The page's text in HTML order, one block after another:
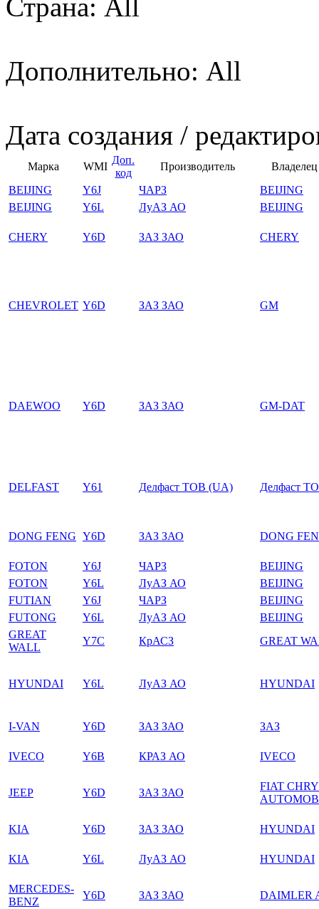
Страна: All
Дополнительно: All
Дата создания /
Марка WMI
Доп.
код
Производитель
BEIJING
Y6J ЧАРЗ
BEIJING
BEIJING
Y6L ЛуАЗ АО BEIJING
CHERY Y6D ЗАЗ ЗАО CHERY
CHEVROLET Y6D ЗАЗ ЗАО GM
DAEWOO Y6D ЗАЗ ЗАО GM-DAT
DELFAST Y61 Делфаст ТОВ (UA) Делфаст
DONG FENG Y6D ЗАЗ ЗАО DONG
FOTON Y6J ЧАРЗ
BEIJING
FOTON
Y6L ЛуАЗ АО
BEIJING
FUTIAN
Y6J ЧАРЗ
BEIJING
FUTONG
Y6L ЛуАЗ АО
BEIJING
GREAT
WALL
Y7C КрАСЗ GREAT
HYUNDAI Y6L ЛуАЗ АО HYUNDAI
I-VAN Y6D ЗАЗ ЗАО ЗАЗ
IVECO Y6B КРАЗ АО IVECO
JEEP Y6D ЗАЗ ЗАО
FIAT
KIA Y6D ЗАЗ ЗАО HYUNDAI
KIA Y6L ЛуАЗ АО HYUNDAI
MERCEDES-
BENZ
Y6D ЗАЗ ЗАО DAIMLER